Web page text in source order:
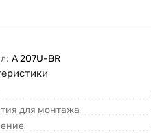
A 207U-BR
для монтажа